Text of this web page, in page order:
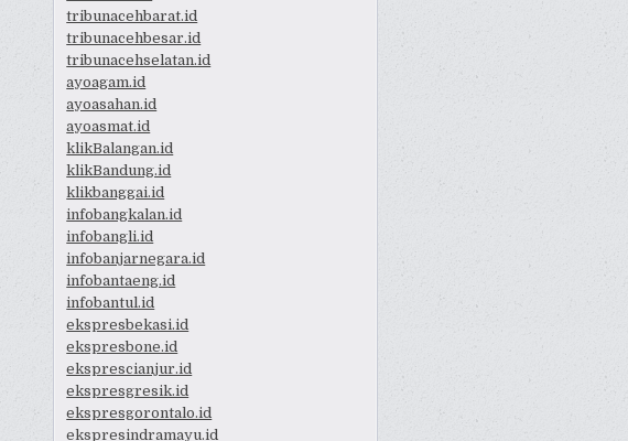
tribunacehbarat.id
tribunacehbesar.id
tribunacehselatan.id
ayoagam.id
ayoasahan.id
ayoasmat.id
klikBalangan.id
klikBandung.id
klikbanggai.id
infobangkalan.id
infobangli.id
infobanjarnegara.id
infobantaeng.id
infobantul.id
ekspresbekasi.id
ekspresbone.id
eksprescianjur.id
ekspresgresik.id
ekspresgorontalo.id
ekspresindramayu.id